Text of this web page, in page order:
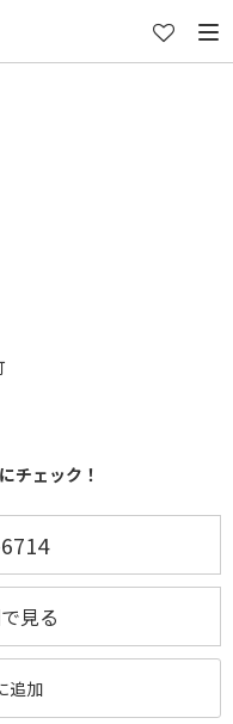
チェック！
見る
追加